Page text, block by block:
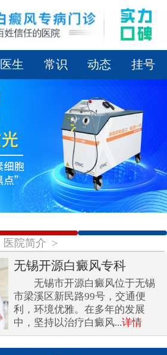
医生 常识 动态 挂号
2 3
医院简介 >
无锡开源白癜风专科
无锡市开源白癜风位于无锡
市梁溪区新民路99号，交通便
利，环境优雅。在多年的发展
中，坚持以治疗白癜风...详情